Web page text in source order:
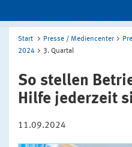
Start Presse / Mediencenter
2024
3. Quartal
So stellen
Hilfe jederzeit
11.09.2024